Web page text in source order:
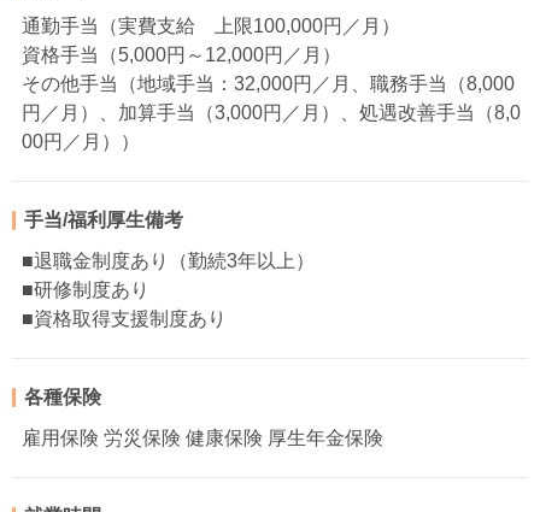
通勤手当（実費支給 上限100,000円／月）
資格手当（5,000円～12,000円／月）
その他手当（地域手当：32,000円／月、職務手当（8,000
円／月）、加算手当（3,000円／月）、処遇改善手当（8,0
00円／月））
手当/福利厚生備考
■退職金制度あり（勤続3年以上）
■研修制度あり
■資格取得支援制度あり
各種保険
雇用保険 労災保険 健康保険 厚生年金保険